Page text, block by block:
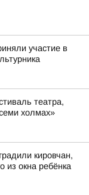
участие в
театра,
холмах»
кировчан,
из окна ребёнка